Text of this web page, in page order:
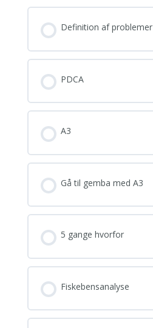
Definition af problemer
PDCA
A3
Gå til gemba med A3
5 gange hvorfor
Fiskebensanalyse